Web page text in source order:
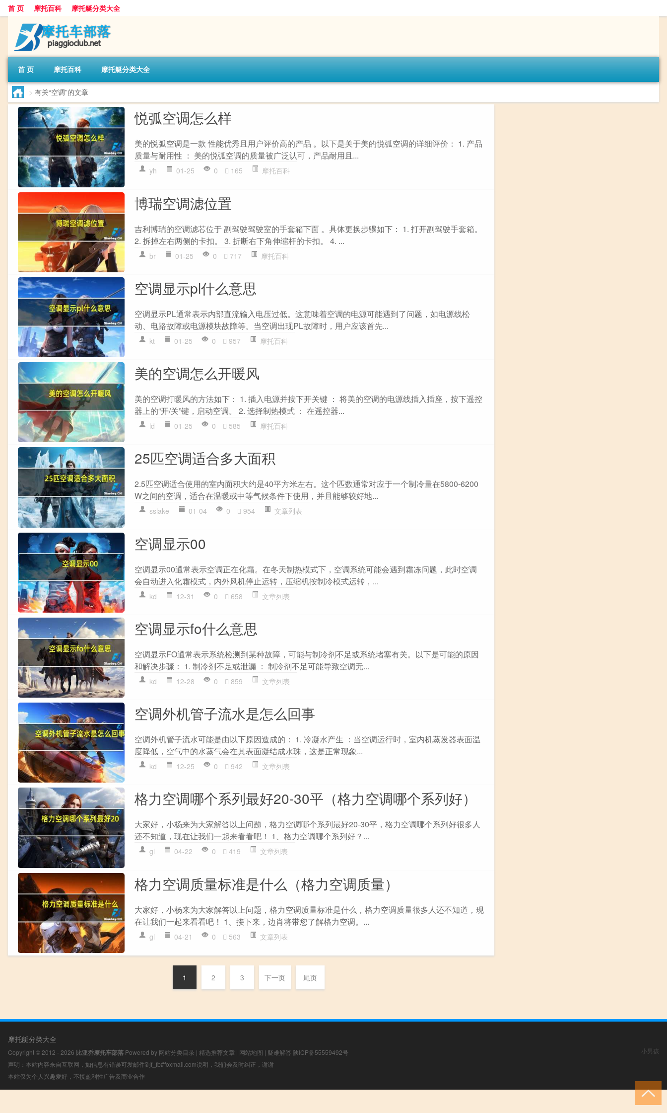
首 页 摩托百科 摩托艇分类大全
首 页 摩托百科 摩托艇分类大全
> 有关“空调”的文章
悦弧空调怎么样
美的悦弧空调是一款 性能优秀且用户评价高的产品 。以下是关于美的悦弧空调的详细评价： 1. 产品
质量与耐用性 ： 美的悦弧空调的质量被广泛认可，产品耐用且...
yh 01-25 0 165 摩托百科
博瑞空调滤位置
吉利博瑞的空调滤芯位于 副驾驶驾驶室的手套箱下面 。具体更换步骤如下： 1. 打开副驾驶手套箱。
2. 拆掉左右两侧的卡扣。 3. 折断右下角伸缩杆的卡扣。 4. ...
br 01-25 0 717 摩托百科
空调显示pl什么意思
空调显示PL通常表示内部直流输入电压过低。这意味着空调的电源可能遇到了问题，如电源线松
动、电路故障或电源模块故障等。当空调出现PL故障时，用户应该首先...
kt 01-25 0 957 摩托百科
美的空调怎么开暖风
美的空调打暖风的方法如下： 1. 插入电源并按下开关键 ： 将美的空调的电源线插入插座，按下遥控
器上的“开/关”键，启动空调。 2. 选择制热模式 ： 在遥控器...
ld 01-25 0 585 摩托百科
25匹空调适合多大面积
2.5匹空调适合使用的室内面积大约是40平方米左右。这个匹数通常对应于一个制冷量在5800-6200
W之间的空调，适合在温暖或中等气候条件下使用，并且能够较好地...
sslake 01-04 0 954 文章列表
空调显示00
空调显示00通常表示空调正在化霜。在冬天制热模式下，空调系统可能会遇到霜冻问题，此时空调
会自动进入化霜模式，内外风机停止运转，压缩机按制冷模式运转，...
kd 12-31 0 658 文章列表
空调显示fo什么意思
空调显示FO通常表示系统检测到某种故障，可能与制冷剂不足或系统堵塞有关。以下是可能的原因
和解决步骤： 1. 制冷剂不足或泄漏 ： 制冷剂不足可能导致空调无...
kd 12-28 0 859 文章列表
空调外机管子流水是怎么回事
空调外机管子流水可能是由以下原因造成的： 1. 冷凝水产生 ：当空调运行时，室内机蒸发器表面温
度降低，空气中的水蒸气会在其表面凝结成水珠，这是正常现象...
kd 12-25 0 942 文章列表
格力空调哪个系列最好20-30平（格力空调哪个系列好）
大家好，小杨来为大家解答以上问题，格力空调哪个系列最好20-30平，格力空调哪个系列好很多人
还不知道，现在让我们一起来看看吧！ 1、格力空调哪个系列好？...
gl 04-22 0 419 文章列表
格力空调质量标准是什么（格力空调质量）
大家好，小杨来为大家解答以上问题，格力空调质量标准是什么，格力空调质量很多人还不知道，现
在让我们一起来看看吧！ 1、接下来，边肖将带您了解格力空调。...
gl 04-21 0 563 文章列表
1 2 3 下一页 尾页
摩托艇分类大全
Copyright © 2012 - 2026 比亚乔摩托车部落 Powered by 网站分类目录 | 精选推荐文章 | 网站地图 | 疑难解答 陕ICP备55559492号
声明：本站内容来自互联网，如信息有错误可发邮件到f_fb#foxmail.com说明，我们会及时纠正，谢谢
本站仅为个人兴趣爱好，不接盈利性广告及商业合作
小男孩